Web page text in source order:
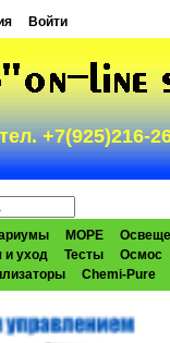
Войти
+7(925)216-
МОРЕ
и уход Тесты
Осмос
Chemi-Pure